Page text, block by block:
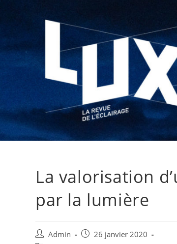
La valorisation
par la lumière
Admin
26 janvier 2020